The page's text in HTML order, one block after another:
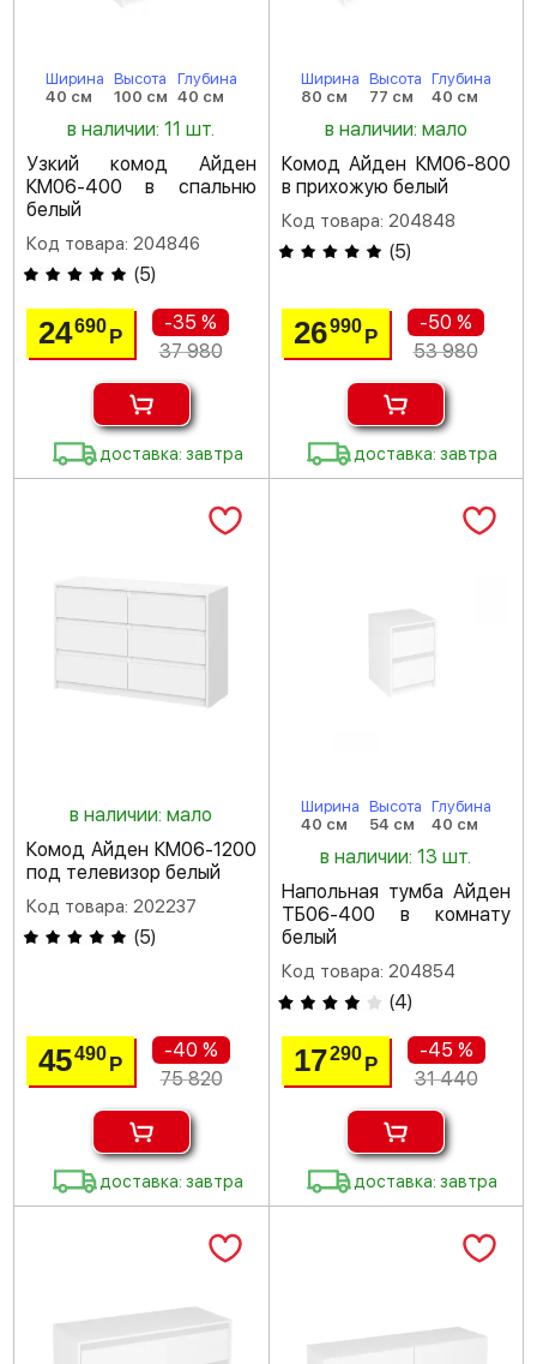
Ширина
40 см
Высота
100 см
Глубина
40 см
в наличии: 11 шт.
Узкий комод Айден
КМ06-400 в спальню
белый
Код товара: 204846
(5)
24690Р
-35 %
37 980
доставка: завтра
Ширина
80 см
Высота
77 см
Глубина
40 см
в наличии: мало
Комод Айден КМ06-800
в прихожую белый
Код товара: 204848
(5)
26990 Р
-50 %
53 980
доставка: завтра
в наличии: мало
Комод Айден КМ06-1200
под телевизор белый
Код товара: 202237
(5)
45490Р
-40 %
75 820
доставка: завтра
Ширина
40 см
Высота
54 см
Глубина
40 см
в наличии: 13 шт.
Напольная тумба Айден
ТБ06-400 в комнату
белый
Код товара: 204854
(4)
17290 Р
-45 %
31 440
доставка: завтра